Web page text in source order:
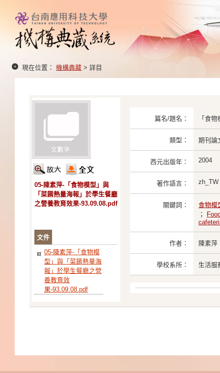
現在位置： 機構典藏 > 詳目
05-陳素萍-「食物模型」與
「菜餚熱量海報」於學生餐廳
之營養教育效果-93.09.08.pdf
文件
05-陳素萍-「食物模
型」與「菜餚熱量海
報」於學生餐廳之營
養教育效
果-93.09.08.pdf
篇名/題名： 「食
類型： 期刊論
西元出版年： 2004
著作語言： zh_TW
關鍵詞：
食物模
；
作者： 陳素萍
學校系所： 生活服